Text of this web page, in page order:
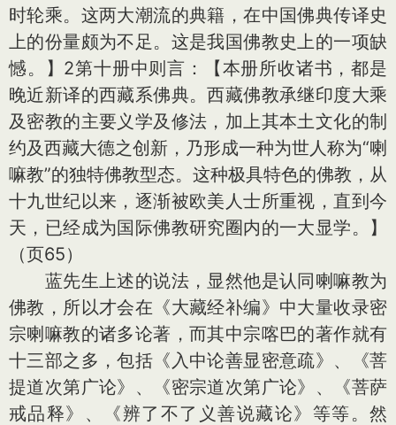
时轮乘。这两大潮流的典籍，在中国佛典传译史
上的份量颇为不足。这是我国佛教史上的一项缺
憾。】2第十册中则言：【本册所收诸书，都是
晚近新译的西藏系佛典。西藏佛教承继印度大乘
及密教的主要义学及修法，加上其本土文化的制
约及西藏大德之创新，乃形成一种为世人称为“喇
嘛教”的独特佛教型态。这种极具特色的佛教，从
十九世纪以来，逐渐被欧美人士所重视，直到今
天，已经成为国际佛教研究圈内的一大显学。】
（页65）
蓝先生上述的说法，显然他是认同喇嘛教为
佛教，所以才会在《大藏经补编》中大量收录密
宗喇嘛教的诸多论著，而其中宗喀巴的著作就有
十三部之多，包括《入中论善显密意疏》、《菩
提道次第广论》、《密宗道次第广论》、《菩萨
戒品释》、《辨了不了义善说藏论》等等。然